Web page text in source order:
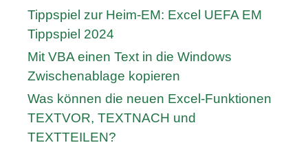
Tippspiel zur Heim-EM: Excel UEFA EM
Tippspiel 2024
Mit VBA einen Text in die Windows
Zwischenablage kopieren
Was können die neuen Excel-Funktionen
TEXTVOR, TEXTNACH und
TEXTTEILEN?